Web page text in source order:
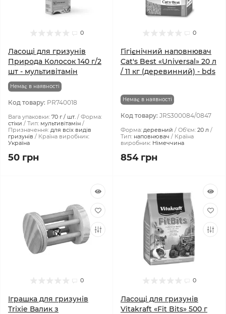
0
Ласощі для гризунів
Природа Колосок 140 г/2
шт - мультивітамін
Немає в наявності
Код товару: PR740018
Вага упаковки: 70 г / шт.
Форма:
стіки
Тип: мультивітамін
Призначення: для всіх видів
гризунів
Країна виробник:
Україна
50 грн
0
Гігієнічний наповнювач
Cat's Best «‎Universal» 20 л
/ 11 кг (деревинний) - bds
Немає в наявності
Код товару: JRS300084/0847
Форма: деревний Об'єм: 20 л
Тип: наповнювач
Країна
виробник: Німеччина
854 грн
0
Іграшка для гризунів
Trixie Валик з
0
Ласощі для гризунів
Vitakraft «Fit Bits» 500 г